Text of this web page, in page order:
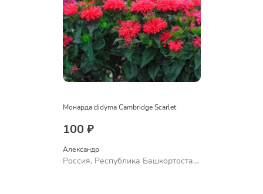
Монарда didyma Cambridge Scarlet
100 ₽
Александр
Россия, Республика Башкортостан,